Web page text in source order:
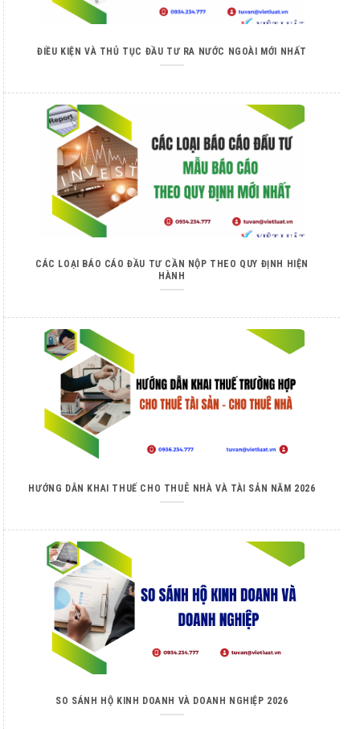
ĐIỀU KIỆN VÀ THỦ TỤC ĐẦU TƯ RA NƯỚC NGOÀI MỚI NHẤT
CÁC LOẠI BÁO CÁO ĐẦU TƯ CẦN NỘP THEO QUY ĐỊNH HIỆN
HÀNH
HƯỚNG DẪN KHAI THUẾ CHO THUÊ NHÀ VÀ TÀI SẢN NĂM 2026
SO SÁNH HỘ KINH DOANH VÀ DOANH NGHIỆP 2026